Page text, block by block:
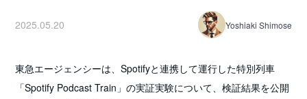
2025.05.20 Yoshiaki Shimose
東急エージェンシーは、Spotifyと連携して運行した特別列車
「Spotify Podcast Train」の実証実験について、検証結果を公開